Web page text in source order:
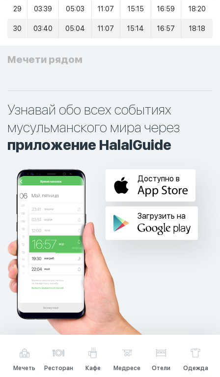
29 03:39 05:03 11:07 15:15 16:59 18:20
30 03:40 05:04 11:07 15:14 16:57 18:18
Мечети рядом
Узнавай обо всех событиях
мусульманского мира через
приложение HalalGuide
Доступно в
Загрузить на
Мечеть Ресторан Кафе Медресе Отели Одежда